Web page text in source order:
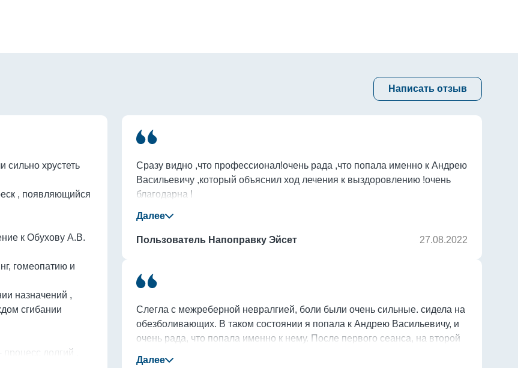
Написать отзыв
сильно хрустеть
, появляющийся
к Обухову А.В.
гомеопатию и
назначений ,
сгибании
долгий .
Сразу видно ,что профессионал!очень рада ,что попала именно к Андрею
Васильевичу ,который объяснил ход лечения к выздоровлению !очень
благодарна !
Пользователь Напоправку Эйсет 27.08.2022
Слегла с межреберной невралгией, боли были очень сильные. сидела на
обезболивающих. В таком состоянии я попала к Андрею Васильевичу, и
очень рада, что попала именно к нему. После первого сеанса, на второй